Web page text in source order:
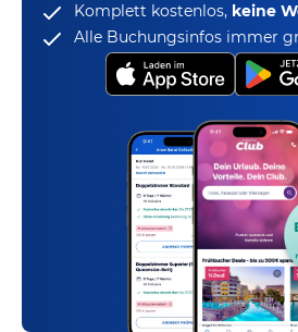
Komplett kostenlos, keine
Alle Buchungsinfos immer